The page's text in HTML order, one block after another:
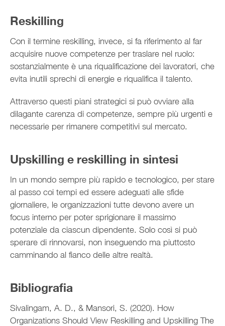
Reskilling
Con il termine reskilling, invece, si fa riferimento al far
acquisire nuove competenze per traslare nel ruolo:
sostanzialmente è una riqualificazione dei lavoratori, che
evita inutili sprechi di energie e riqualifica il talento.
Attraverso questi piani strategici si può ovviare alla
dilagante carenza di competenze, sempre più urgenti e
necessarie per rimanere competitivi sul mercato.
Upskilling e reskilling in sintesi
In un mondo sempre più rapido e tecnologico, per stare
al passo coi tempi ed essere adeguati alle sfide
giornaliere, le organizzazioni tutte devono avere un
focus interno per poter sprigionare il massimo
potenziale da ciascun dipendente. Solo così si può
sperare di rinnovarsi, non inseguendo ma piuttosto
camminando al fianco delle altre realtà.
Bibliografia
Sivalingam, A. D., & Mansori, S. (2020). How
Organizations Should View Reskilling and Upskilling The